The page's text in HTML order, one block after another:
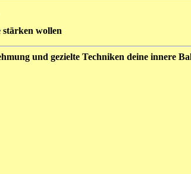
stärken wollen
und gezielte Techniken deine innere